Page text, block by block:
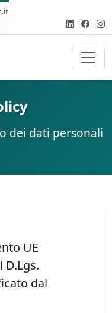
dei dati personali
UE
D.Lgs.
dal